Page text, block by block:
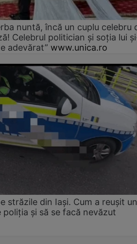
nuntă, încă un cuplu celebru
Celebrul politician și soția lui
adevărat” www.unica.ro
străzile din Iași. Cum a reușit un
și să se facă nevăzut